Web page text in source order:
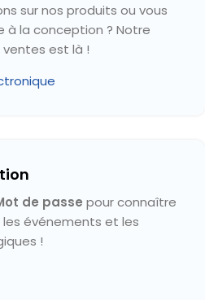
sur nos produits ou vous
à la conception ? Notre
est là !
de passe pour connaître
événements et les
!